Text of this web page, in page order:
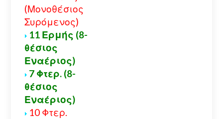
(Μονοθέσιος
Συρόμενος)
11 Ερμής (8-
θέσιος
Εναέριος)
7 Φτερ. (8-
θέσιος
Εναέριος)
10 Φτερ.